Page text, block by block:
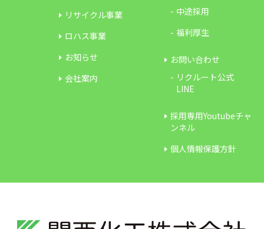
リサイクル事業
ロハス事業
お知らせ
会社案内
中途採用
福利厚生
お問い合わせ
リクルート公式
LINE
採用専用Youtubeチャ
ンネル
個人情報保護方針